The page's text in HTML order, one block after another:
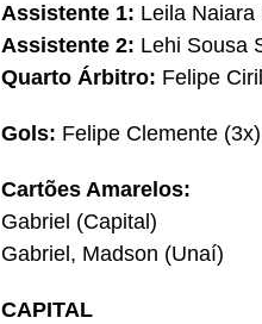
Assistente 1: Leila Naiara
Assistente 2: Lehi Sousa
Quarto Árbitro: Felipe
Gols: Felipe Clemente
Cartões Amarelos:
Gabriel (Capital)
Gabriel, Madson (Unaí)
CAPITAL